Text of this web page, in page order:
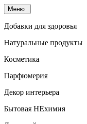
Меню
Добавки для здоровья
Натуральные продукты
Косметика
Парфюмерия
Декор интерьера
Бытовая НЕхимия